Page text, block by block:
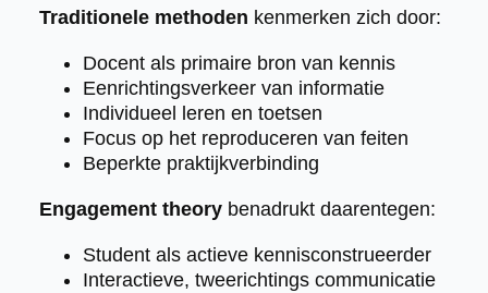
Traditionele methoden kenmerken zich door:
Docent als primaire bron van kennis
Eenrichtingsverkeer van informatie
Individueel leren en toetsen
Focus op het reproduceren van feiten
Beperkte praktijkverbinding
Engagement theorybenadrukt daarentegen:
Student als actieve kennisconstrueerder
Interactieve, tweerichtings communicatie